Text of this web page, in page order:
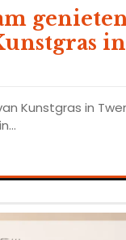
in
Kunstgras in